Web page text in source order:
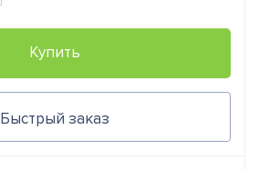
Купить
Быстрый заказ